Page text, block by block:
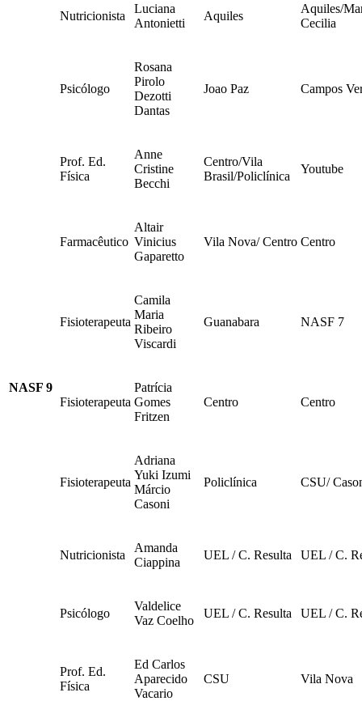
Nutricionista
Luciana
Antonietti
Aquiles
Aquiles/
Cecilia
Psicólogo
Rosana
Pirolo
Dezotti
Dantas
Joao Paz Campos
NASF 9
Prof. Ed.
Física
Anne
Cristine
Becchi
Centro/Vila
Brasil/Policlínica
Youtube
Farmacêutico
Altair
Vinicius
Gaparetto
Vila Nova/ Centro Centro
Fisioterapeuta
Camila
Maria
Ribeiro
Viscardi
Guanabara NASF 7
Fisioterapeuta
Patrícia
Gomes
Fritzen
Centro Centro
Fisioterapeuta
Adriana
Yuki Izumi
Márcio
Casoni
Policlínica CSU/
Nutricionista
Amanda
Ciappina
UEL / C. Resulta UEL / C.
Psicólogo
Valdelice
Vaz Coelho
UEL / C. Resulta UEL / C.
Prof. Ed.
Física
Ed Carlos
Aparecido
Vacario
CSU Vila Nova